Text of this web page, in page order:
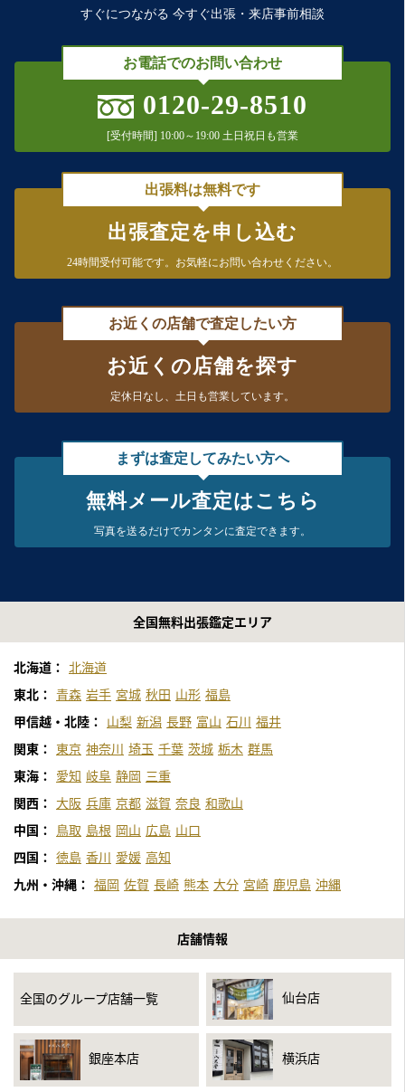
すぐにつながる 今すぐ出張・来店事前相談
お電話でのお問い合わせ
0120-29-8510
[受付時間] 10:00～19:00 土日祝日も営業
出張料は無料です
出張査定を申し込む
24時間受付可能です。 お気軽にお問い合わせください。
お近くの店舗で査定したい方
お近くの店舗を探す
定休日なし、 土日も営業しています。
まずは査定してみたい方へ
無料メール査定はこちら
写真を送るだけでカンタンに査定できます。
全国無料出張鑑定エリア
北海道： 北海道
東北： 青森 岩手 宮城 秋田 山形 福島
甲信越・北陸：
山梨 新潟 長野 富山 石川 福井
関東：
東京 神奈川 埼玉 千葉 茨城 栃木 群馬
東海：
愛知 岐阜 静岡 三重
関西： 大阪 兵庫 京都 滋賀 奈良 和歌山
中国：
鳥取 島根 岡山 広島 山口
四国： 徳島 香川 愛媛 高知
九州・沖縄： 福岡 佐賀 長崎 熊本 大分 宮崎 鹿児島 沖縄
店舗情報
全国のグループ店舗一覧 仙台店
銀座本店 横浜店